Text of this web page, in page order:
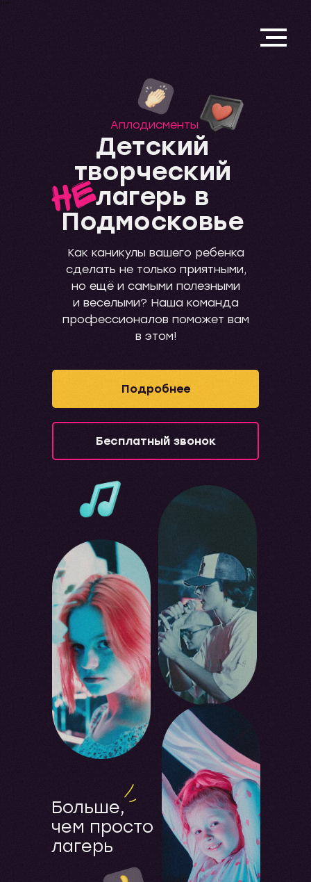
" "
Аплодисменты
Детский
творческий
лагерь в
Подмосковье
Как каникулы вашего ребенка
сделать не только приятными,
но ещё и самыми полезными
и веселыми? Наша команда
профессионалов поможет вам
в этом!
Подробнее
Бесплатный звонок
Больше,
чем просто
лагерь